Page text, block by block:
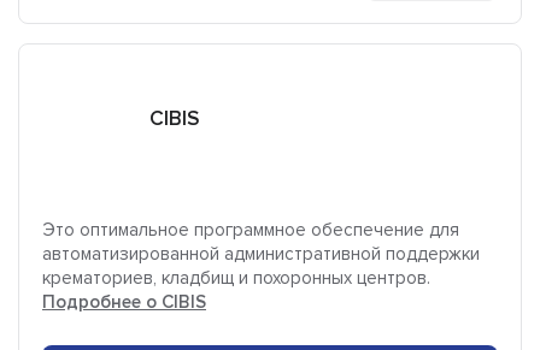
CIBIS
Это оптимальное программное обеспечение для
автоматизированной административной поддержки
крематориев, кладбищ и похоронных центров.
Подробнее о CIBIS